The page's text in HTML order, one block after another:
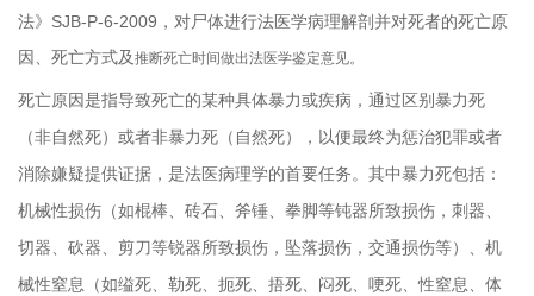
法》SJB-P-6-2009，对尸体进行法医学病理解剖并对死者的死亡原
因、死亡方式及推断死亡时间做出法医学鉴定意见。
死亡原因是指导致死亡的某种具体暴力或疾病，通过区别暴力死
（非自然死）或者非暴力死（自然死），以便最终为惩治犯罪或者
消除嫌疑提供证据，是法医病理学的首要任务。其中暴力死包括：
机械性损伤（如棍棒、砖石、斧锤、拳脚等钝器所致损伤，刺器、
切器、砍器、剪刀等锐器所致损伤，坠落损伤，交通损伤等）、机
械性窒息（如缢死、勒死、扼死、捂死、闷死、哽死、性窒息、体